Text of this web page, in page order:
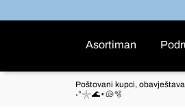
Asortiman
Poštovani kupci,
˖°𓇼🌊⋆🐚🫧